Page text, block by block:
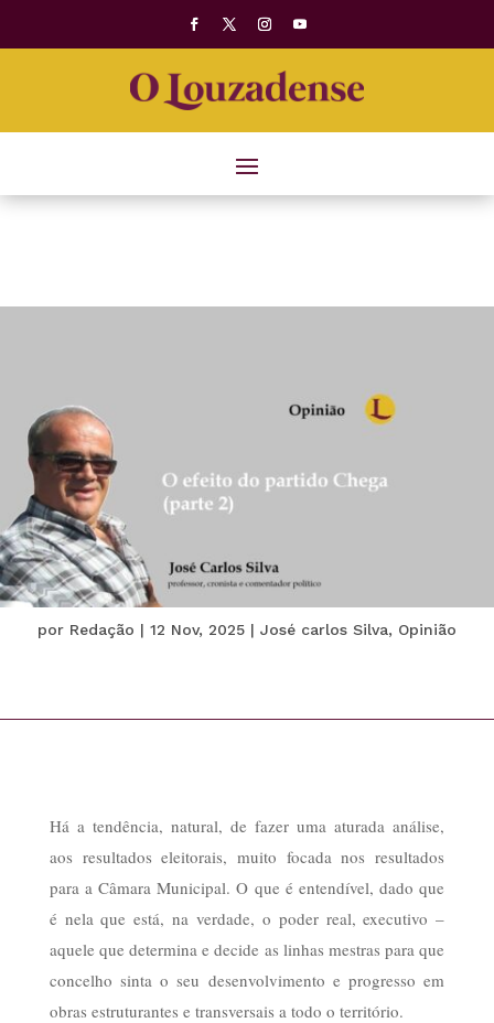
por Redação | 12 Nov, 2025 | José carlos Silva, Opinião
Há a tendência, natural, de fazer uma aturada análise,
aos resultados eleitorais, muito focada nos resultados
para a Câmara Municipal. O que é entendível, dado que
é nela que está, na verdade, o poder real, executivo –
aquele que determina e decide as linhas mestras para que
concelho sinta o seu desenvolvimento e progresso em
obras estruturantes e transversais a todo o território.